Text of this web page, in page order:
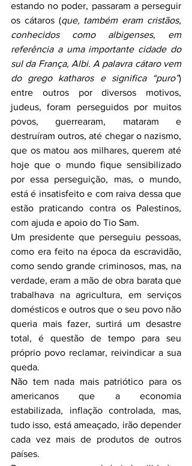
estando no poder, passaram a perseguir
os cátaros (que, também eram cristãos,
conhecidos como albigenses, em
referência a uma importante cidade do
sul da França, Albi. A palavra cátaro vem
do grego katharos e significa “puro”)
entre outros por diversos motivos,
judeus, foram perseguidos por muitos
povos, guerrearam, mataram e
destruíram outros, até chegar o nazismo,
que os matou aos milhares, querem até
hoje que o mundo fique sensibilizado
por essa perseguição, mas, o mundo,
está é insatisfeito e com raiva dessa que
estão praticando contra os Palestinos,
com ajuda e apoio do Tio Sam.
Um presidente que perseguiu pessoas,
como era feito na época da escravidão,
como sendo grande criminosos, mas, na
verdade, eram a mão de obra barata que
trabalhava na agricultura, em serviços
domésticos e outros que o seu povo não
queria mais fazer, surtirá um desastre
total, é questão de tempo para seu
próprio povo reclamar, reivindicar a sua
queda.
Não tem nada mais patriótico para os
americanos que a economia
estabilizada, inflação controlada, mas,
tudo isso, está ameaçado, irão depender
cada vez mais de produtos de outros
países.